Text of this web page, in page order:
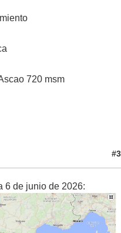
720 msm
#3
6 de junio de 2026: